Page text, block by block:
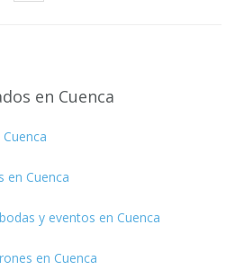
en Cuenca
en Cuenca
y eventos en Cuenca
en Cuenca